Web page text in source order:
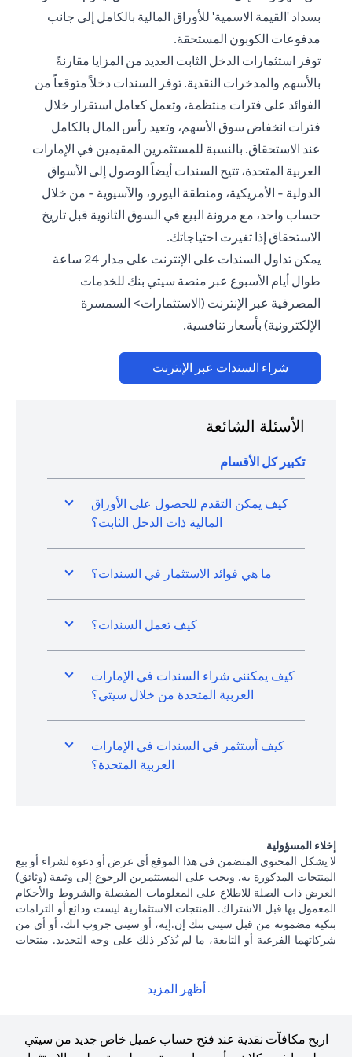
بسداد 'القيمة الاسمية' للأوراق المالية بالكامل إلى جانب
مدفوعات الكوبون المستحقة.
توفر استثمارات الدخل الثابت العديد من المزايا مقارنةً
بالأسهم والمدخرات النقدية. توفر السندات دخلاً متوقعاً من
الفوائد على فترات منتظمة، وتعمل كعامل استقرار خلال
فترات انخفاض سوق الأسهم، وتعيد رأس المال بالكامل
عند الاستحقاق. بالنسبة للمستثمرين المقيمين في الإمارات
العربية المتحدة، تتيح السندات أيضاً الوصول إلى الأسواق
الدولية - الأمريكية، ومنطقة اليورو، والآسيوية - من خلال
حساب واحد، مع مرونة البيع في السوق الثانوية قبل تاريخ
الاستحقاق إذا تغيرت احتياجاتك.
يمكن تداول السندات على الإنترنت على مدار 24 ساعة
طوال أيام الأسبوع عبر منصة سيتي بنك للخدمات
المصرفية عبر الإنترنت (الاستثمارات> السمسرة
الإلكترونية) بأسعار تنافسية.
شراء السندات عبر الإنترنت
الأسئلة الشائعة
تكبير كل الأقسام
كيف يمكن التقدم للحصول على الأوراق
المالية ذات الدخل الثابت؟
ما هي فوائد الاستثمار في السندات؟
كيف تعمل السندات؟
كيف يمكنني شراء السندات في الإمارات
العربية المتحدة من خلال سيتي؟
كيف أستثمر في السندات في الإمارات
العربية المتحدة؟
إخلاء المسؤولية
لا يشكل المحتوى المتضمن في هذا الموقع أي عرض أو دعوة لشراء أو بيع
المنتجات المذكورة به. ويجب على المستثمرين الرجوع إلى وثيقة (وثائق)
العرض ذات الصلة للاطلاع على المعلومات المفصلة والشروط والأحكام
المعمول بها قبل الاشتراك. المنتجات الاستثمارية ليست ودائع أو التزامات
بنكية مضمونة من قبل سيتي بنك إن.إيه، أو سيتي جروب انك. أو أي من
شركاتهما الفرعية أو التابعة، ما لم يُذكر ذلك على وجه التحديد. منتجات
الخسارة المحتملة للمبلغ الأصلي المستثمر. الأداء السابق لمنتجات
استثمارية و / أو منتجات خزينة مقومة بعملة أجنبية (غير محلية) على دراية
بمخاطر تقلبات أسعار الصرف التي قد تتسبب في خسارة رأس المال عند
أظهر المزيد
اربح مكافآت نقدية عند فتح حساب عميل خاص جديد من سيتي